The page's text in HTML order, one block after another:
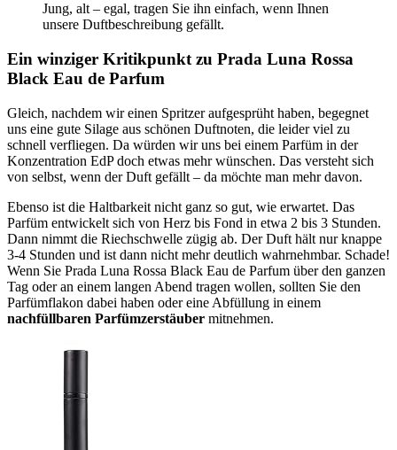
Jung, alt – egal, tragen Sie ihn einfach, wenn Ihnen
unsere Duftbeschreibung gefällt.
Ein winziger Kritikpunkt zu Prada Luna Rossa
Black Eau de Parfum
Gleich, nachdem wir einen Spritzer aufgesprüht haben, begegnet
uns eine gute Silage aus schönen Duftnoten, die leider viel zu
schnell verfliegen. Da würden wir uns bei einem Parfüm in der
Konzentration EdP doch etwas mehr wünschen. Das versteht sich
von selbst, wenn der Duft gefällt – da möchte man mehr davon.
Ebenso ist die Haltbarkeit nicht ganz so gut, wie erwartet. Das
Parfüm entwickelt sich von Herz bis Fond in etwa 2 bis 3 Stunden.
Dann nimmt die Riechschwelle zügig ab. Der Duft hält nur knappe
3-4 Stunden und ist dann nicht mehr deutlich wahrnehmbar. Schade!
Wenn Sie Prada Luna Rossa Black Eau de Parfum über den ganzen
Tag oder an einem langen Abend tragen wollen, sollten Sie den
Parfümflakon dabei haben oder eine Abfüllung in einem
nachfüllbaren Parfümzerstäuber mitnehmen.